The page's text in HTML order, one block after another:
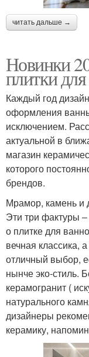
читать дальше →
Новинки
плитки
Каждый год
оформления
исключением.
актуальной в
магазин
которого
брендов.
Мрамор, камень и
Эти три фактуры
о плитке для
вечная классика,
отличный выбор,
нынче эко-стиль.
керамогранит (
натурального
дизайнеры
керамику,